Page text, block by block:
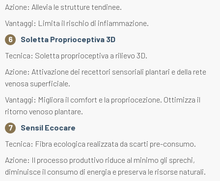
Azione: Allevia le strutture tendinee.
Vantaggi: Limita il rischio di infiammazione.
Soletta Proprioceptiva 3D
Tecnica: Soletta proprioceptiva a rilievo 3D.
Azione: Attivazione dei recettori sensoriali plantari e della rete
venosa superficiale.
Vantaggi: Migliora il comfort e la propriocezione. Ottimizza il
ritorno venoso plantare.
Sensil Ecocare
Tecnica: Fibra ecologica realizzata da scarti pre-consumo.
Azione: Il processo produttivo riduce al minimo gli sprechi,
diminuisce il consumo di energia e preserva le risorse naturali.